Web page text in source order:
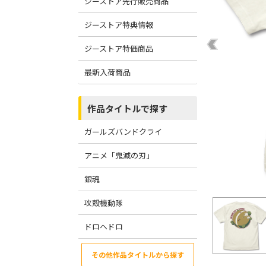
ジーストア特典情報
ジーストア特価商品
最新入荷商品
作品タイトルで探す
ガールズバンドクライ
アニメ「鬼滅の刃」
銀魂
攻殻機動隊
ドロヘドロ
その他作品タイトルから探す